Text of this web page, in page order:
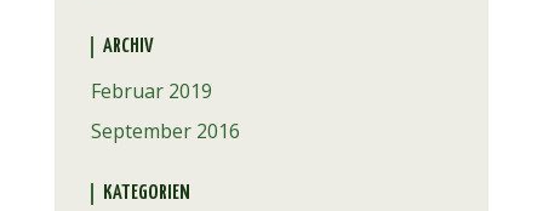
ARCHIV
Februar 2019
September 2016
KATEGORIEN